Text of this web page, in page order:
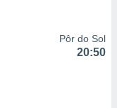
Pôr do Sol
20:50